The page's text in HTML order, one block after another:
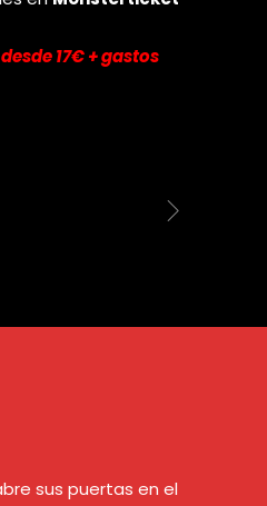
17€ + gastos
sus puertas en el